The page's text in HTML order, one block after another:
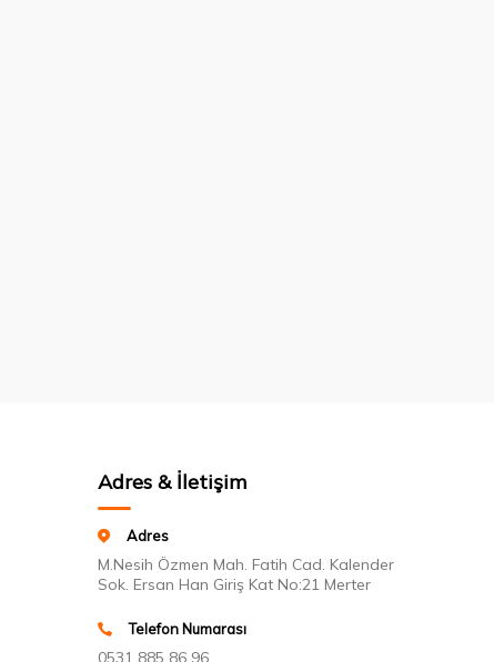
Adres & İletişim
Adres
M.Nesih Özmen Mah. Fatih Cad. Kalender
Sok. Ersan Han Giriş Kat No:21 Merter
Telefon Numarası
0531 885 86 96